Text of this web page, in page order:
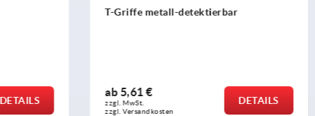
DETAILS
T-Griffe metall-detektierbar
ab 5,61 €
zzgl. MwSt.
zzgl. Versandkosten
DETAILS